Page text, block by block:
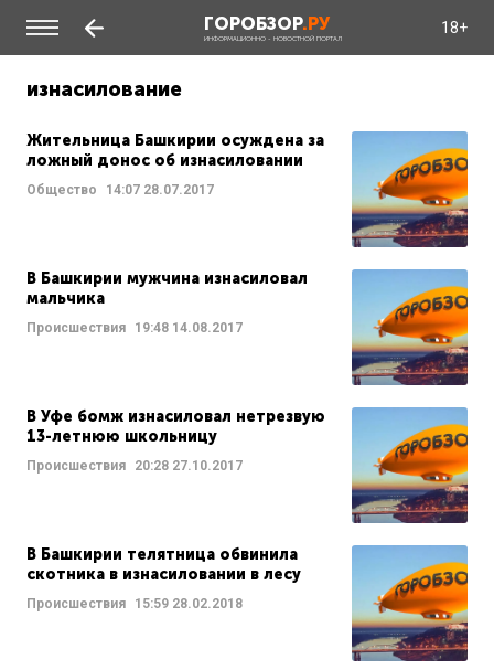
ГОРОБЗОР.РУ
ИНФОРМАЦИОННО - НОВОСТНОЙ ПОРТАЛ
18+
изнасилование
Жительница Башкирии осуждена за
ложный донос об изнасиловании
Общество 14:07 28.07.2017
В Башкирии мужчина изнасиловал
мальчика
Происшествия 19:48 14.08.2017
В Уфе бомж изнасиловал нетрезвую
13-летнюю школьницу
Происшествия 20:28 27.10.2017
В Башкирии телятница обвинила
скотника в изнасиловании в лесу
Происшествия 15:59 28.02.2018